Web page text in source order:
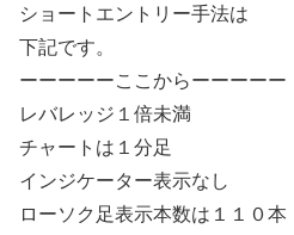
ショートエントリー手法は
下記です。
ーーーーーここからーーーーー
レバレッジ１倍未満
チャートは１分足
インジケーター表示なし
ローソク足表示本数は１１０本